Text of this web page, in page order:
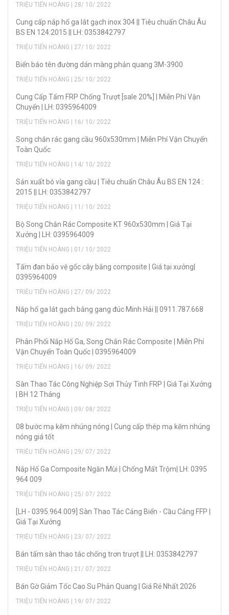
TRIỆU TIẾN HOÀNG | 28/ 10/ 2022
Cung cấp nắp hố ga lát gạch inox 304 || Tiêu chuẩn Châu Âu
BS EN 124:2015 || LH: 0353842797
TRIỆU TIẾN HOÀNG | 27/ 10/ 2022
Biển báo tên đường dán màng phản quang 3M-3900
TRIỆU TIẾN HOÀNG | 25/ 10/ 2022
Cung Cấp Tấm FRP Chống Trượt [sale 20%] | Miễn Phí Vận
Chuyển | LH: 0395964009
TRIỆU TIẾN HOÀNG | 16/ 10/ 2022
Song chắn rác gang cầu 960x530mm | Miễn Phí Vận Chuyển
Toàn Quốc
TRIỆU TIẾN HOÀNG | 14/ 10/ 2022
Sản xuẩt bó vỉa gang cầu | Tiêu chuẩn Châu Âu BS EN 124 :
2015 || LH: 0353842797
TRIỆU TIẾN HOÀNG | 11/ 10/ 2022
Bộ Song Chắn Rác Composite KT 960x530mm | Giá Tại
Xưởng | LH: 0395964009
TRIỆU TIẾN HOÀNG | 01/ 10/ 2022
Tấm đan bảo vệ gốc cây bằng composite | Giá tại xưởng|
0395964009
TRIỆU TIẾN HOÀNG | 27/ 09/ 2022
Nắp hố ga lát gạch bằng gang đúc Minh Hải || 0911.787.668
TRIỆU TIẾN HOÀNG | 20/ 09/ 2022
Phân Phối Nắp Hố Ga, Song Chắn Rác Composite | Miễn Phí
Vận Chuyển Toàn Quốc | 0395964009
TRIỆU TIẾN HOÀNG | 16/ 09/ 2022
Sàn Thao Tác Công Nghiệp Sợi Thủy Tinh FRP | Giá Tại Xưởng
| BH 12 Tháng
TRIỆU TIẾN HOÀNG | 09/ 08/ 2022
08 bước mạ kẽm nhúng nóng | Cung cấp thép mạ kẽm nhúng
nóng giá tốt
TRIỆU TIẾN HOÀNG | 29/ 07/ 2022
Nắp Hố Ga Composite Ngăn Mùi | Chống Mất Trộm| LH: 0395
964 009
TRIỆU TIẾN HOÀNG | 25/ 07/ 2022
[LH - 0395.964.009] Sàn Thao Tác Cảng Biển - Cầu Cảng FFP |
Giá Tại Xưởng
TRIỆU TIẾN HOÀNG | 23/ 07/ 2022
Bán tấm sàn thao tác chống trơn trượt || LH: 0353842797
TRIỆU TIẾN HOÀNG | 21/ 07/ 2022
Bán Gờ Giảm Tốc Cao Su Phản Quang | Giá Rẻ Nhất 2026
TRIỆU TIẾN HOÀNG | 19/ 07/ 2022